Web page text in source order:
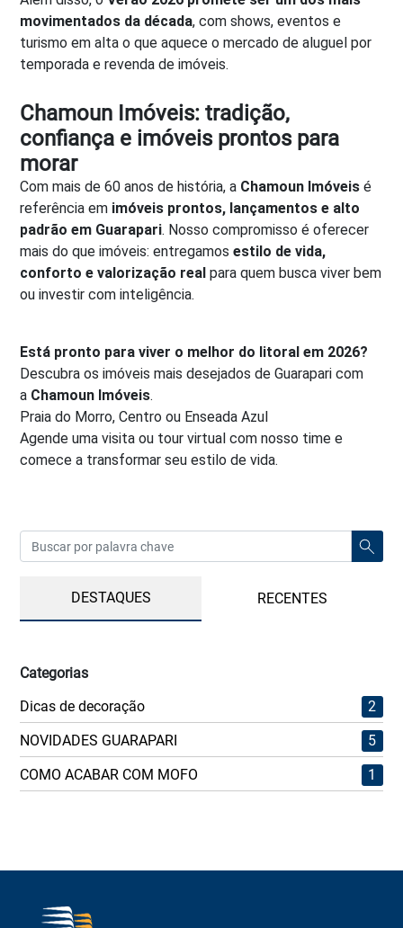
movimentados da década, com shows, eventos e
turismo em alta o que aquece o mercado de aluguel por
temporada e revenda de imóveis.
Chamoun Imóveis: tradição,
confiança e imóveis prontos para
morar
Com mais de 60 anos de história, a Chamoun Imóveis é
referência em imóveis prontos, lançamentos e alto
padrão em Guarapari. Nosso compromisso é oferecer
mais do que imóveis: entregamosestilo de vida,
conforto e valorização real para quem busca viver bem
ou investir com inteligência.
Está pronto para viver o melhor do litoral em 2026?
Descubra os imóveis mais desejados de Guarapari com
a Chamoun Imóveis.
Praia do Morro, Centro ou Enseada Azul
Agende uma visita ou tour virtual com nosso time e
comece a transformar seu estilo de vida.
DESTAQUES RECENTES
Categorias
Dicas de decoração
2
NOVIDADES GUARAPARI
5
COMO ACABAR COM MOFO
1